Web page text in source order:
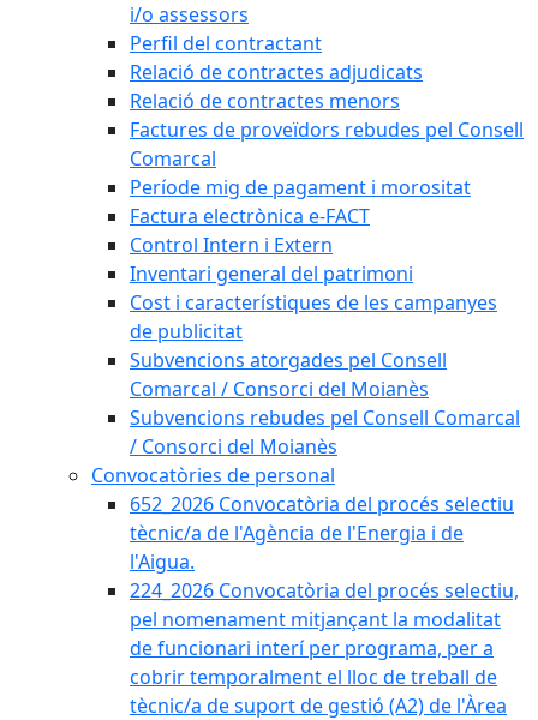
i/o assessors
Perfil del contractant
Relació de contractes adjudicats
Relació de contractes menors
Factures de proveïdors rebudes pel Consell
Comarcal
Període mig de pagament i morositat
Factura electrònica e-FACT
Control Intern i Extern
Inventari general del patrimoni
Cost i característiques de les campanyes
de publicitat
Subvencions atorgades pel Consell
Comarcal / Consorci del Moianès
Subvencions rebudes pel Consell Comarcal
/ Consorci del Moianès
Convocatòries de personal
652_2026 Convocatòria del procés selectiu
tècnic/a de l'Agència de l'Energia i de
l'Aigua.
224_2026 Convocatòria del procés selectiu,
pel nomenament mitjançant la modalitat
de funcionari interí per programa, per a
cobrir temporalment el lloc de treball de
tècnic/a de suport de gestió (A2) de l'Àrea